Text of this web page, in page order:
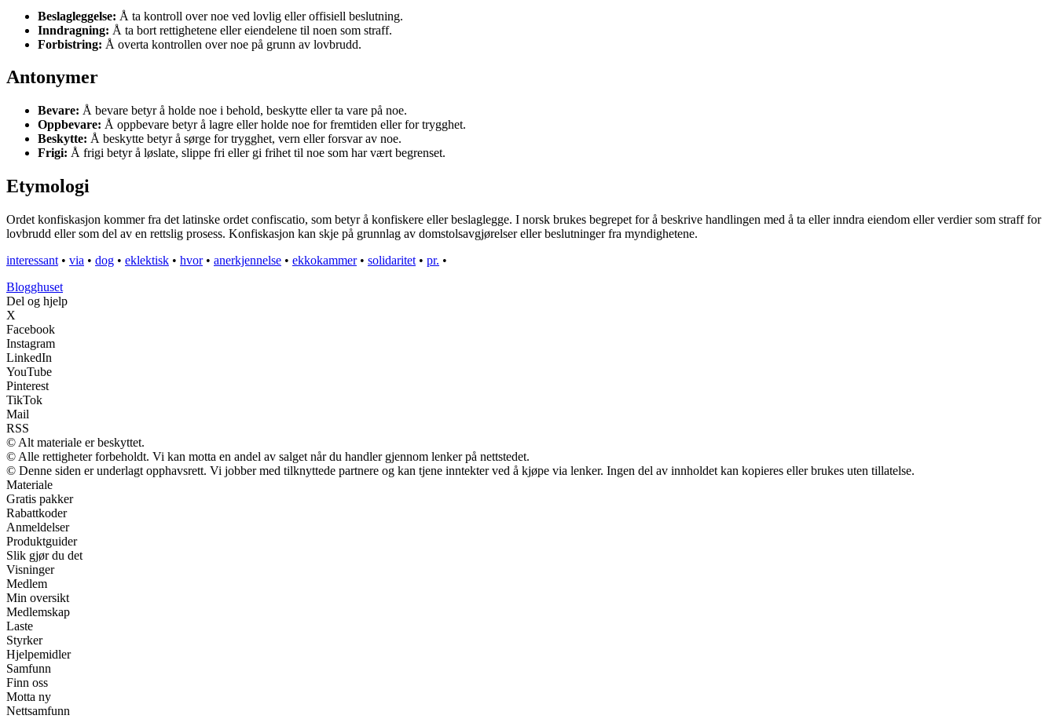
Beslagleggelse: Å ta kontroll over noe ved lovlig eller offisiell beslutning.
Inndragning: Å ta bort rettighetene eller eiendelene til noen som straff.
Forbistring: Å overta kontrollen over noe på grunn av lovbrudd.
Antonymer
Bevare: Å bevare betyr å holde noe i behold, beskytte eller ta vare på noe.
Oppbevare: Å oppbevare betyr å lagre eller holde noe for fremtiden eller for trygghet.
Beskytte: Å beskytte betyr å sørge for trygghet, vern eller forsvar av noe.
Frigi: Å frigi betyr å løslate, slippe fri eller gi frihet til noe som har vært begrenset.
Etymologi
Ordet konfiskasjon kommer fra det latinske ordet confiscatio, som betyr å konfiskere eller beslaglegge. I norsk brukes begrepet for å beskrive handlingen med å ta eller inndra eiendom eller verdier som straff for
lovbrudd eller som del av en rettslig prosess. Konfiskasjon kan skje på grunnlag av domstolsavgjørelser eller beslutninger fra myndighetene.
interessant • via • dog • eklektisk • hvor• anerkjennelse • ekkokammer• solidaritet • pr. •
Blogghuset
Del og hjelp
X
Facebook
Instagram
LinkedIn
YouTube
Pinterest
TikTok
Mail
RSS
© Alt materiale er beskyttet.
© Alle rettigheter forbeholdt. Vi kan motta en andel av salget når du handler gjennom lenker på nettstedet.
© Denne siden er underlagt opphavsrett. Vi jobber med tilknyttede partnere og kan tjene inntekter ved å kjøpe via lenker. Ingen del av innholdet kan kopieres eller brukes uten tillatelse.
Materiale
Gratis pakker
Rabattkoder
Anmeldelser
Produktguider
Slik gjør du det
Visninger
Medlem
Min oversikt
Medlemskap
Laste
Styrker
Hjelpemidler
Samfunn
Finn oss
Motta ny
Nettsamfunn